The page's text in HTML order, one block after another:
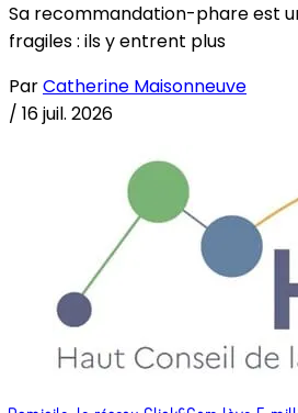
Sa recommandation-phare est
fragiles : ils y entrent plus
ParCatherine Maisonneuve
/ 16 juil. 2026